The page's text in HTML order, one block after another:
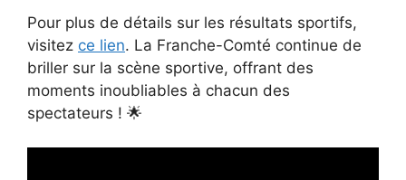
Pour plus de détails sur les résultats sportifs,
visitez ce lien. La Franche-Comté continue de
briller sur la scène sportive, offrant des
moments inoubliables à chacun des
spectateurs ! 🌟